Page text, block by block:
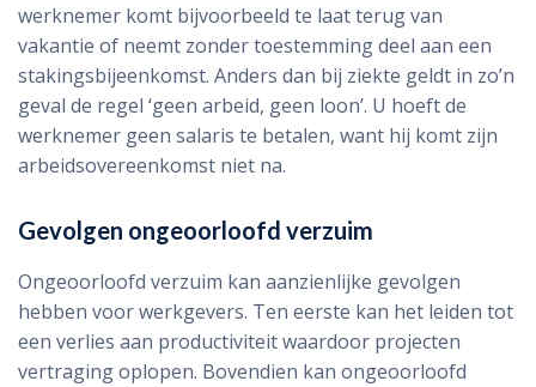
werknemer komt bijvoorbeeld te laat terug van
vakantie of neemt zonder toestemming deel aan een
stakingsbijeenkomst. Anders dan bij ziekte geldt in zo’n
geval de regel ‘geen arbeid, geen loon’. U hoeft de
werknemer geen salaris te betalen, want hij komt zijn
arbeidsovereenkomst niet na.
Gevolgen ongeoorloofd verzuim
Ongeoorloofd verzuim kan aanzienlijke gevolgen
hebben voor werkgevers. Ten eerste kan het leiden tot
een verlies aan productiviteit waardoor projecten
vertraging oplopen. Bovendien kan ongeoorloofd